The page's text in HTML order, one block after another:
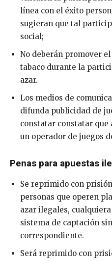
línea con el éxito
sugieran que tal
social;
No deberán promover
tabaco durante la
azar.
Los medios de
difunda publicidad de
constatar constatar que
un operador de juegos
Penas para apuestas
Se reprimido con
personas que operen
azar ilegales,
sistema de captación
correspondiente.
Será reprimido con